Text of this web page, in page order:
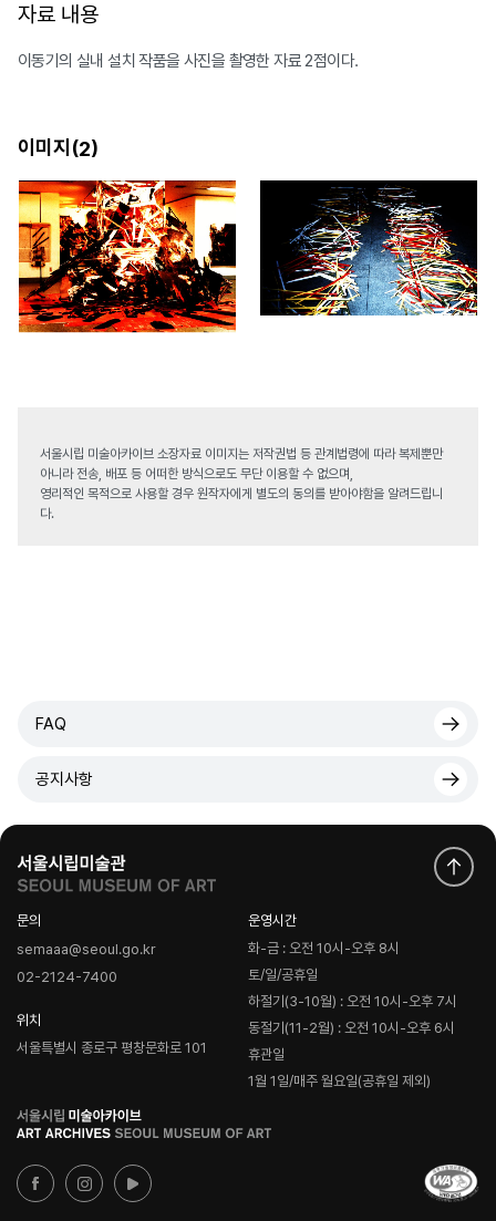
자료 내용
이동기의 실내 설치 작품을 사진을 촬영한 자료 2점이다.
이미지(2)
서울시립 미술아카이브 소장자료 이미지는 저작권법 등 관계법령에 따라 복제뿐만
아니라 전송, 배포 등 어떠한 방식으로도 무단 이용할 수 없으며,
영리적인 목적으로 사용할 경우 원작자에게 별도의 동의를 받아야함을 알려드립니
다.
FAQ
공지사항
문의
semaaa@seoul.go.kr
02-2124-7400
위치
서울특별시 종로구 평창문화로 101
운영시간
화-금 : 오전 10시-오후 8시
토/일/공휴일
하절기(3-10월) : 오전 10시-오후 7시
동절기(11-2월) : 오전 10시-오후 6시
휴관일
1월 1일/매주 월요일(공휴일 제외)
로
고